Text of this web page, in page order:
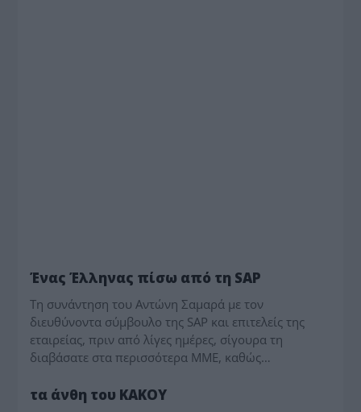
Ένας Έλληνας πίσω από τη SAP
Τη συνάντηση του Αντώνη Σαμαρά με τον
διευθύνοντα σύμβουλο της SAP και επιτελείς της
εταιρείας, πριν από λίγες ημέρες, σίγουρα τη
διαβάσατε στα περισσότερα ΜΜΕ, καθώς…
τα άνθη του ΚΑΚΟΥ